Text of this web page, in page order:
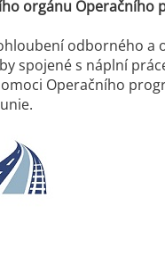
orgánu Operačního
odborného
spojené s náplní
Operačního